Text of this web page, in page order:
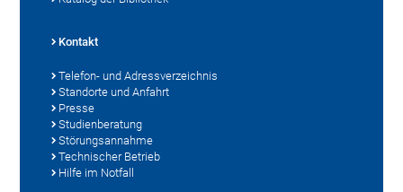
Kontakt
Telefon- und Adressverzeichnis
Standorte und Anfahrt
Presse
Studienberatung
Störungsannahme
Technischer Betrieb
Hilfe im Notfall